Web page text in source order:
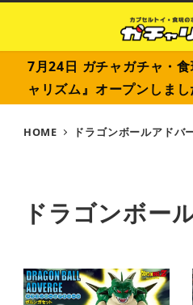
7月24日 ガチャガチャ・
ャリズム』オープンしまし
HOME ドラゴンボールアドバ
ドラゴンボー